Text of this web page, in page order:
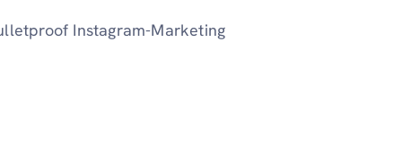
Instagram-Marketing